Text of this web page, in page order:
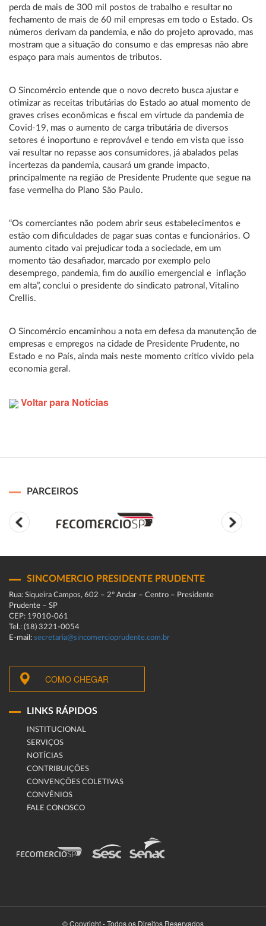
perda de mais de 300 mil postos de trabalho e resultar no
fechamento de mais de 60 mil empresas em todo o Estado. Os
números derivam da pandemia, e não do projeto aprovado, mas
mostram que a situação do consumo e das empresas não abre
espaço para mais aumentos de tributos.
O Sincomércio entende que o novo decreto busca ajustar e
otimizar as receitas tributárias do Estado ao atual momento de
graves crises econômicas e fiscal em virtude da pandemia de
Covid-19, mas o aumento de carga tributária de diversos
setores é inoportuno e reprovável e tendo em vista que isso
vai resultar no repasse aos consumidores, já abalados pelas
incertezas da pandemia, causará um grande impacto,
principalmente na região de Presidente Prudente que segue na
fase vermelha do Plano São Paulo.
“Os comerciantes não podem abrir seus estabelecimentos e
estão com dificuldades de pagar suas contas e funcionários. O
aumento citado vai prejudicar toda a sociedade, em um
momento tão desafiador, marcado por exemplo pelo
desemprego, pandemia, fim do auxílio emergencial e inflação
em alta”, conclui o presidente do sindicato patronal, Vitalino
Crellis.
O Sincomércio encaminhou a nota em defesa da manutenção de
empresas e empregos na cidade de Presidente Prudente, no
Estado e no País, ainda mais neste momento crítico vivido pela
economia geral.
Voltar para Notícias
PARCEIROS
SINCOMERCIO PRESIDENTE PRUDENTE
Rua: Siqueira Campos, 602 – 2º Andar – Centro – Presidente
Prudente – SP
CEP: 19010-061
Tel.: (18) 3221-0054
E-mail: secretaria@sincomercioprudente.com.br
COMO CHEGAR
LINKS RÁPIDOS
INSTITUCIONAL
SERVIÇOS
NOTÍCIAS
CONTRIBUIÇÕES
CONVENÇÕES COLETIVAS
CONVÊNIOS
FALE CONOSCO
© Copyright - Todos os Direitos Reservados